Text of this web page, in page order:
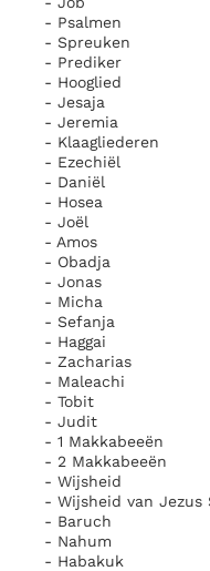
- Psalmen
- Spreuken
- Prediker
- Hooglied
- Jesaja
- Jeremia
- Klaagliederen
- Ezechiël
- Daniël
- Hosea
- Joël
- Amos
- Obadja
- Jonas
- Micha
- Sefanja
- Haggai
- Zacharias
- Maleachi
- Tobit
- Judit
- 1 Makkabeeën
- 2 Makkabeeën
- Wijsheid
- Wijsheid van Jezus
- Baruch
- Nahum
- Habakuk
David stuurde
boodschap: `Ga
Amnon en maak
klaar.'
Tamar ging dus
Amnon, terwijl
kneedde het,
koeken van en
Vervolgens
schoof de koeken
weigerde te eten
vandaan.' Toen
Amnon tot
de slaapkamer;
ik het op.'
Tamar kwam dus
had bij haar
Toen zij hem het